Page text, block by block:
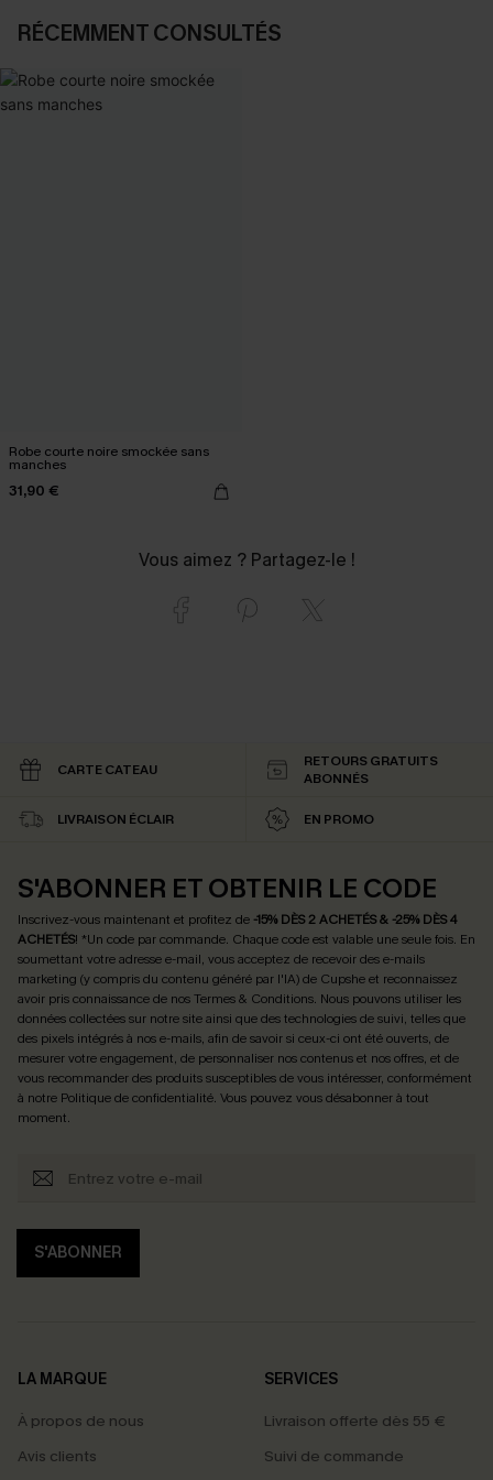
RÉCEMMENT CONSULTÉS
Robe courte noire smockée sans
manches
31,90 €
Vous aimez ? Partagez-le !
CARTE CATEAU
RETOURS GRATUITS
ABONNÉS
LIVRAISON ÉCLAIR EN PROMO
S'ABONNER ET OBTENIR LE CODE
Inscrivez-vous maintenant et profitez de -15% DÈS 2 ACHETÉS & -25% DÈS 4
ACHETÉS! *Un code par commande. Chaque code est valable une seule fois. En
soumettant votre adresse e-mail, vous acceptez de recevoir des e-mails
marketing (y compris du contenu généré par l'IA) de Cupshe et reconnaissez
avoir pris connaissance de nosTermes & Conditions. Nous pouvons utiliser les
données collectées sur notre site ainsi que des technologies de suivi, telles que
des pixels intégrés à nos e-mails, afin de savoir si ceux-ci ont été ouverts, de
mesurer votre engagement, de personnaliser nos contenus et nos offres, et de
vous recommander des produits susceptibles de vous intéresser, conformément
à notre Politique de confidentialité. Vous pouvez vous désabonner à tout
moment.
S'ABONNER
LA MARQUE
À propos de nous
Avis clients
SERVICES
Livraison offerte dès 55 €
Suivi de commande